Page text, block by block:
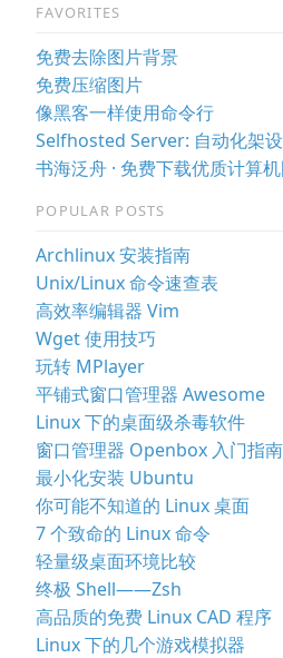
FAVORITES
免费去除图片背景
免费压缩图片
像黑客一样使用命令行
Selfhosted Server: 自动化架
书海泛舟 · 免费下载优质计算
POPULAR POSTS
Archlinux 安装指南
Unix/Linux 命令速查表
高效率编辑器 Vim
Wget 使用技巧
玩转 MPlayer
平铺式窗口管理器 Awesome
Linux 下的桌面级杀毒软件
窗口管理器 Openbox 入门指南
最小化安装 Ubuntu
你可能不知道的 Linux 桌面
7 个致命的 Linux 命令
轻量级桌面环境比较
终极 Shell——Zsh
高品质的免费 Linux CAD 程序
Linux 下的几个游戏模拟器